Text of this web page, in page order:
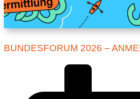
BUNDESFORUM 2026 –